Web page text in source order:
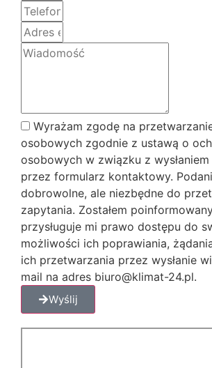
Wyrażam zgodę na
osobowych zgodnie z ustawą o
osobowych w związku z
przez formularz kontaktowy.
dobrowolne, ale niezbędne do
zapytania. Zostałem
przysługuje mi prawo dostępu do
możliwości ich poprawiania,
ich przetwarzania przez wysłanie
mail na adres biuro@klimat-24.pl.
Wyślij